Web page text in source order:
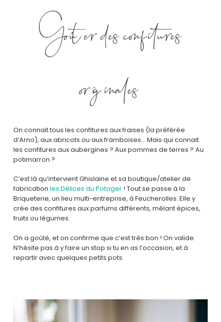
Goûter des confitures
originales
On connait tous les confitures aux fraises (la préférée
d’Arno), aux abricots ou aux framboises… Mais qui connait
les confitures aux aubergines ? Aux pommes de terres ? Au
potimarron ?
C’est là qu’intervient Ghislaine et sa boutique/atelier de
fabricationles Délices du Potager ! Tout se passe à la
Briqueterie, un lieu multi-entreprise, à Feucherolles. Elle y
crée des confitures aux parfums différents, mêlant épices,
fruits ou légumes.
On a goûté, et on confirme que c’est très bon ! On valide.
N’hésite pas à y faire un stop si tu en as l’occasion, et à
repartir avec quelques petits pots.